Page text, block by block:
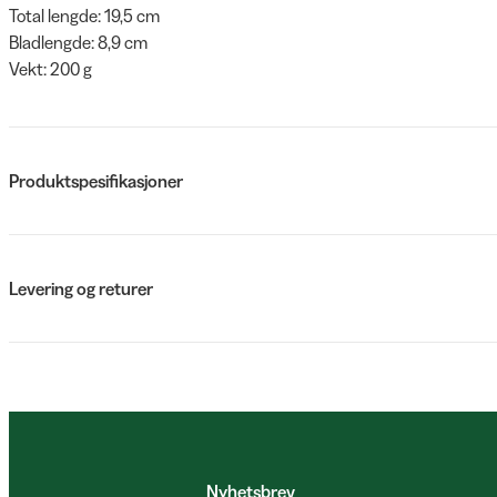
Total lengde: 19,5 cm
Bladlengde: 8,9 cm
Vekt: 200 g
Produktspesifikasjoner
Levering og returer
Nyhetsbrev